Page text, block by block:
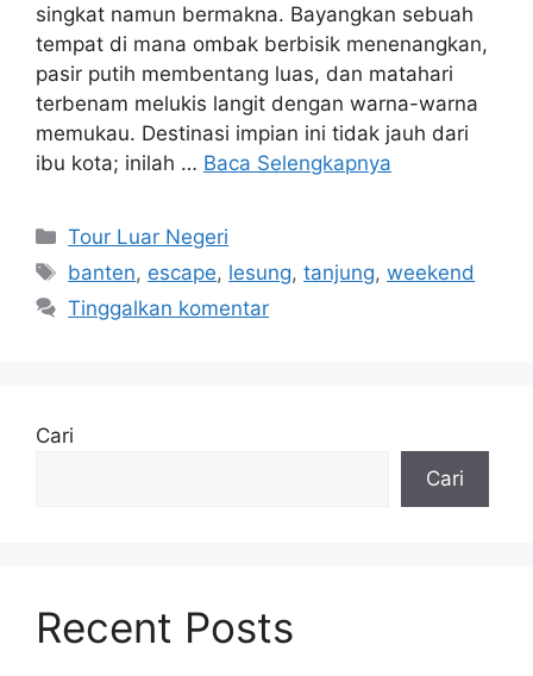
singkat namun bermakna. Bayangkan sebuah
tempat di mana ombak berbisik menenangkan,
pasir putih membentang luas, dan matahari
terbenam melukis langit dengan warna-warna
memukau. Destinasi impian ini tidak jauh dari
ibu kota; inilah … Baca Selengkapnya
Kategori
Tour Luar Negeri
Tag
banten, escape, lesung,tanjung,weekend
Tinggalkan komentar
Cari
Cari
Recent Posts